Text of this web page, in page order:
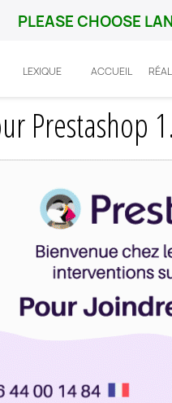
PLEASE CHOOSE
LEXIQUE ACCUEIL
Prestashop